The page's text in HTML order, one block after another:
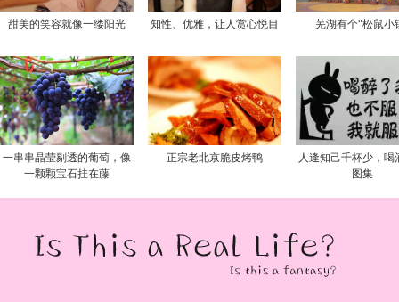
甜美的笑容就像一缕阳光 知性、优雅，让人赏心悦目 芜湖有个“松鼠小
一串串晶莹剔透的葡萄，像
一颗颗宝石挂在藤
正宗老北京脆皮烤鸭
人逢知己千杯少，喝
图集